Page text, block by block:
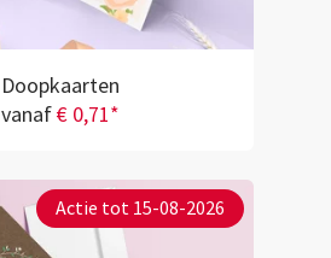
Doopkaarten
vanaf€ 0,71*
Actie tot 15-08-2026